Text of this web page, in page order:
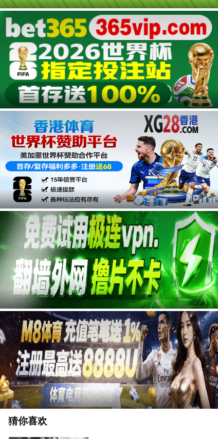
第05集 第04集
第03集 第02集 第01集
广告
广告
广告
猜你喜欢